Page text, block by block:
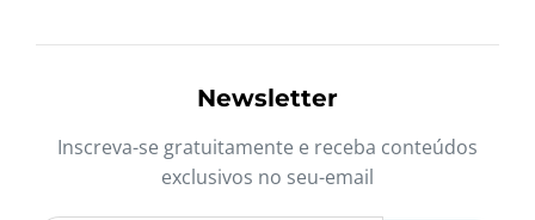
Newsletter
Inscreva-se gratuitamente e receba conteúdos
exclusivos no seu-email